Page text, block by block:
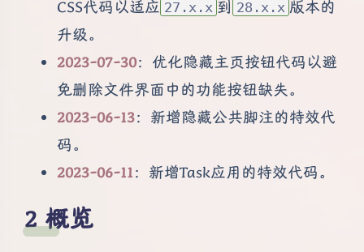
CSS代码以适应 27.x.x 到 28.x.x 版本的
升级。
2023-07-30：优化隐藏主页按钮代码以避
免删除文件界面中的功能按钮缺失。
2023-06-13：新增隐藏公共脚注的特效代
码。
2023-06-11：新增Task应用的特效代码。
概览